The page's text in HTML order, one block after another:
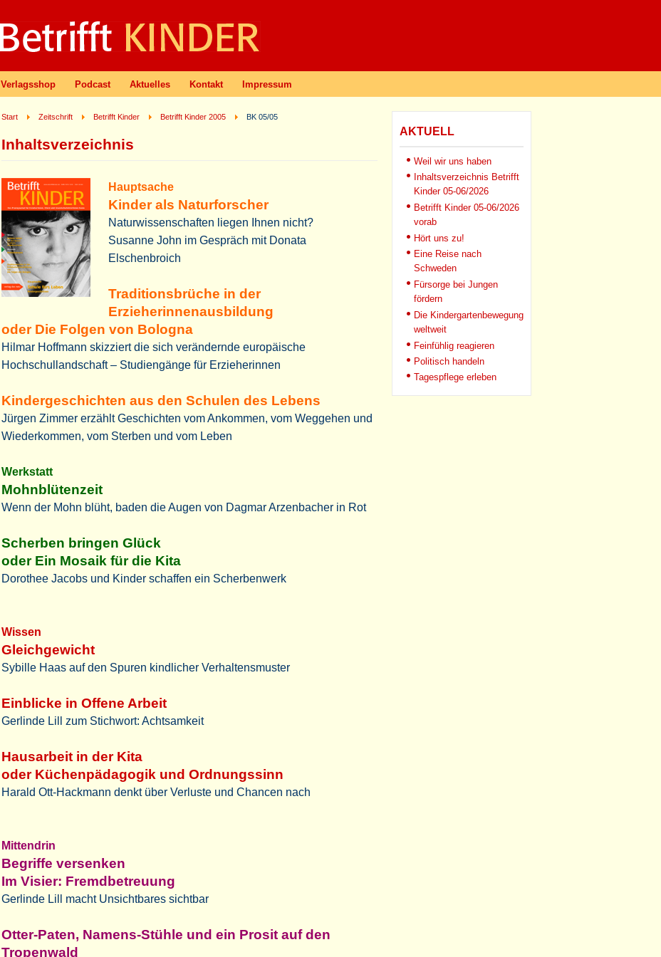
Verlagsshop Podcast Aktuelles Kontakt Impressum
Start Zeitschrift Betrifft Kinder Betrifft Kinder 2005 BK 05/05
Inhaltsverzeichnis
Hauptsache
Kinder als Naturforscher
Naturwissenschaften liegen Ihnen nicht?
Susanne John im Gespräch mit Donata
Elschenbroich
Traditionsbrüche in der
Erzieherinnenausbildung
oder Die Folgen von Bologna
Hilmar Hoffmann skizziert die sich verändernde europäische
Hochschullandschaft – Studiengänge für Erzieherinnen
Kindergeschichten aus den Schulen des Lebens
Jürgen Zimmer erzählt Geschichten vom Ankommen, vom Weggehen und
Wiederkommen, vom Sterben und vom Leben
Werkstatt
Mohnblütenzeit
Wenn der Mohn blüht, baden die Augen von Dagmar Arzenbacher in Rot
Scherben bringen Glück
oder Ein Mosaik für die Kita
Dorothee Jacobs und Kinder schaffen ein Scherbenwerk
Wissen
Gleichgewicht
Sybille Haas auf den Spuren kindlicher Verhaltensmuster
Einblicke in Offene Arbeit
Gerlinde Lill zum Stichwort: Achtsamkeit
Hausarbeit in der Kita
oder Küchenpädagogik und Ordnungssinn
Harald Ott-Hackmann denkt über Verluste und Chancen nach
Mittendrin
Begriffe versenken
Im Visier: Fremdbetreuung
Gerlinde Lill macht Unsichtbares sichtbar
Otter-Paten, Namens-Stühle und ein Prosit auf den
Tropenwald
AKTUELL
Weil wir uns haben
Inhaltsverzeichnis Betrifft
Kinder 05-06/2026
Betrifft Kinder 05-06/2026
vorab
Hört uns zu!
Eine Reise nach
Schweden
Fürsorge bei Jungen
fördern
Die Kindergartenbewegung
weltweit
Feinfühlig reagieren
Politisch handeln
Tagespflege erleben